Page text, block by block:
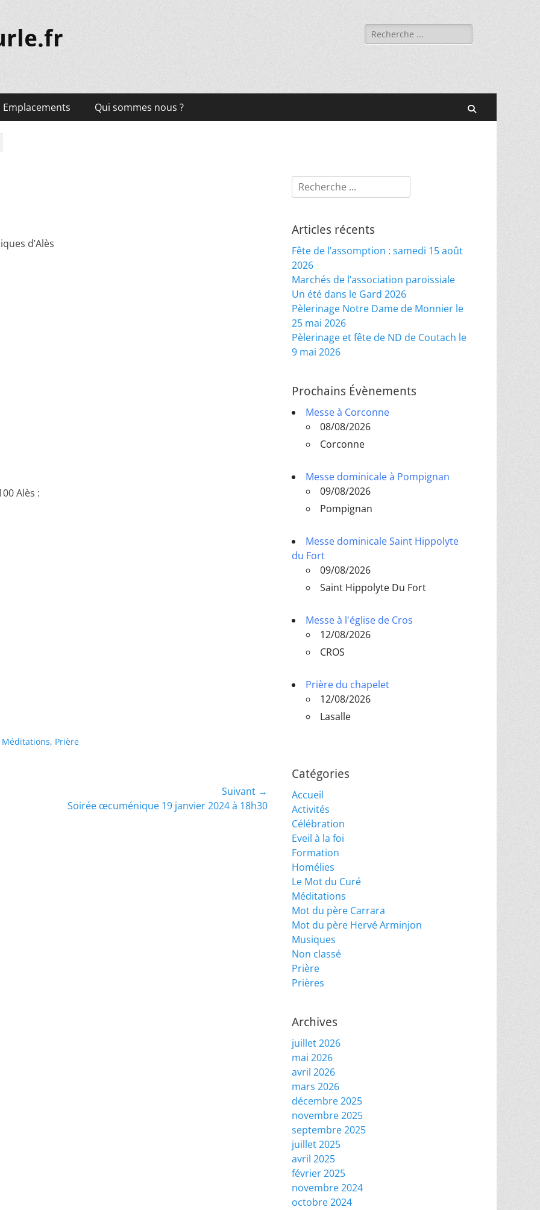
Rechercher :
Emplacements Qui sommes nous ?
d’Alès
Alès :
Méditations, Prière
Suivant →
Soirée œcuménique 19 janvier 2024 à 18h30
Rechercher :
Articles récents
Fête de l’assomption : samedi 15 août
2026
Marchés de l’association paroissiale
Un été dans le Gard 2026
Pèlerinage Notre Dame de Monnier le
25 mai 2026
Pèlerinage et fête de ND de Coutach le
9 mai 2026
Prochains Évènements
Messe à Corconne
08/08/2026
Corconne
Messe dominicale à Pompignan
09/08/2026
Pompignan
Messe dominicale Saint Hippolyte
du Fort
09/08/2026
Saint Hippolyte Du Fort
Messe à l'église de Cros
12/08/2026
CROS
Prière du chapelet
12/08/2026
Lasalle
Catégories
Accueil
Activités
Célébration
Eveil à la foi
Formation
Homélies
Le Mot du Curé
Méditations
Mot du père Carrara
Mot du père Hervé Arminjon
Musiques
Non classé
Prière
Prières
Archives
juillet 2026
mai 2026
avril 2026
mars 2026
décembre 2025
novembre 2025
septembre 2025
juillet 2025
avril 2025
février 2025
novembre 2024
octobre 2024